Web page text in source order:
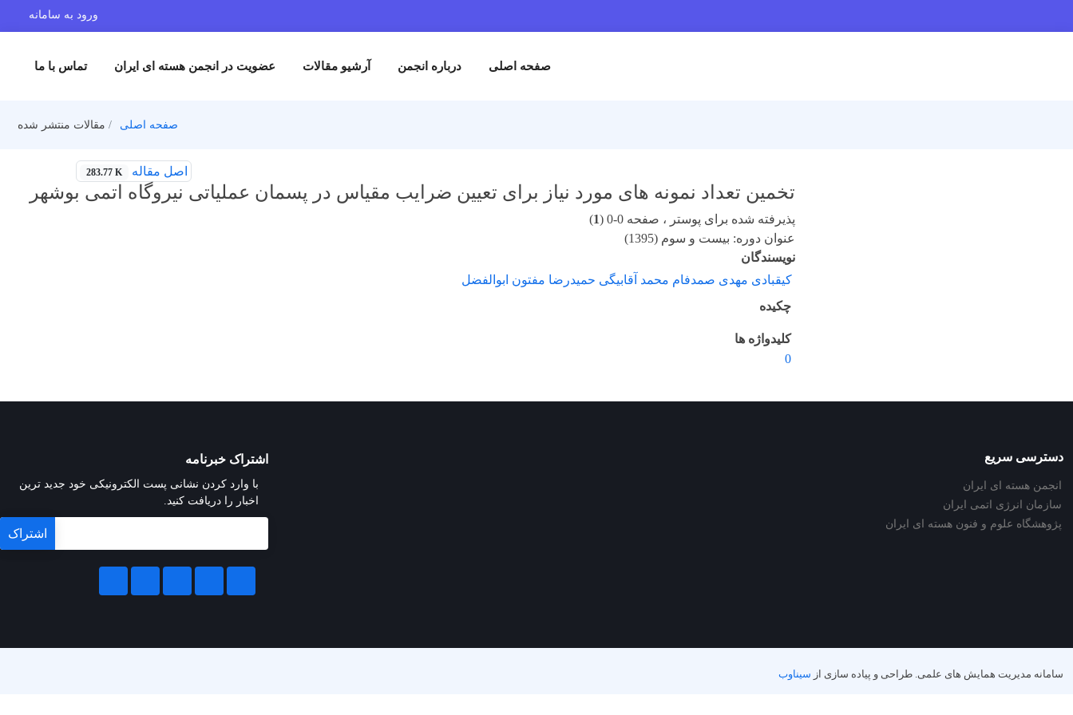
ورود به سامانه
صفحه اصلی درباره انجمن آرشیو مقالات عضویت در انجمن هسته ای ایران تماس با ما
صفحه اصلی مقالات منتشر شده
اصل مقاله 283.77 K
تخمین تعداد نمونه های مورد نیاز برای تعیین ضرایب مقیاس در پسمان عملیاتی نیروگاه اتمی بوشهر
پذیرفته شده برای پوستر ، صفحه 0-0 ( 1
)
عنوان دوره: بیست و سوم (1395)
نویسندگان
کیقبادی مهدی صمدفام محمد آقابیگی حمیدرضا مفتون ابوالفضل
چکیده
کلیدواژه ها
0
دسترسی سریع
انجمن هسته ای ایران
سازمان انرژی اتمی ایران
پژوهشگاه علوم و فنون هسته ای ایران
اشتراک خبرنامه
با وارد کردن نشانی پست الکترونیکی خود جدید ترین
اخبار را دریافت کنید.
سامانه مدیریت همایش های علمی. طراحی و پیاده سازی از سیناوب